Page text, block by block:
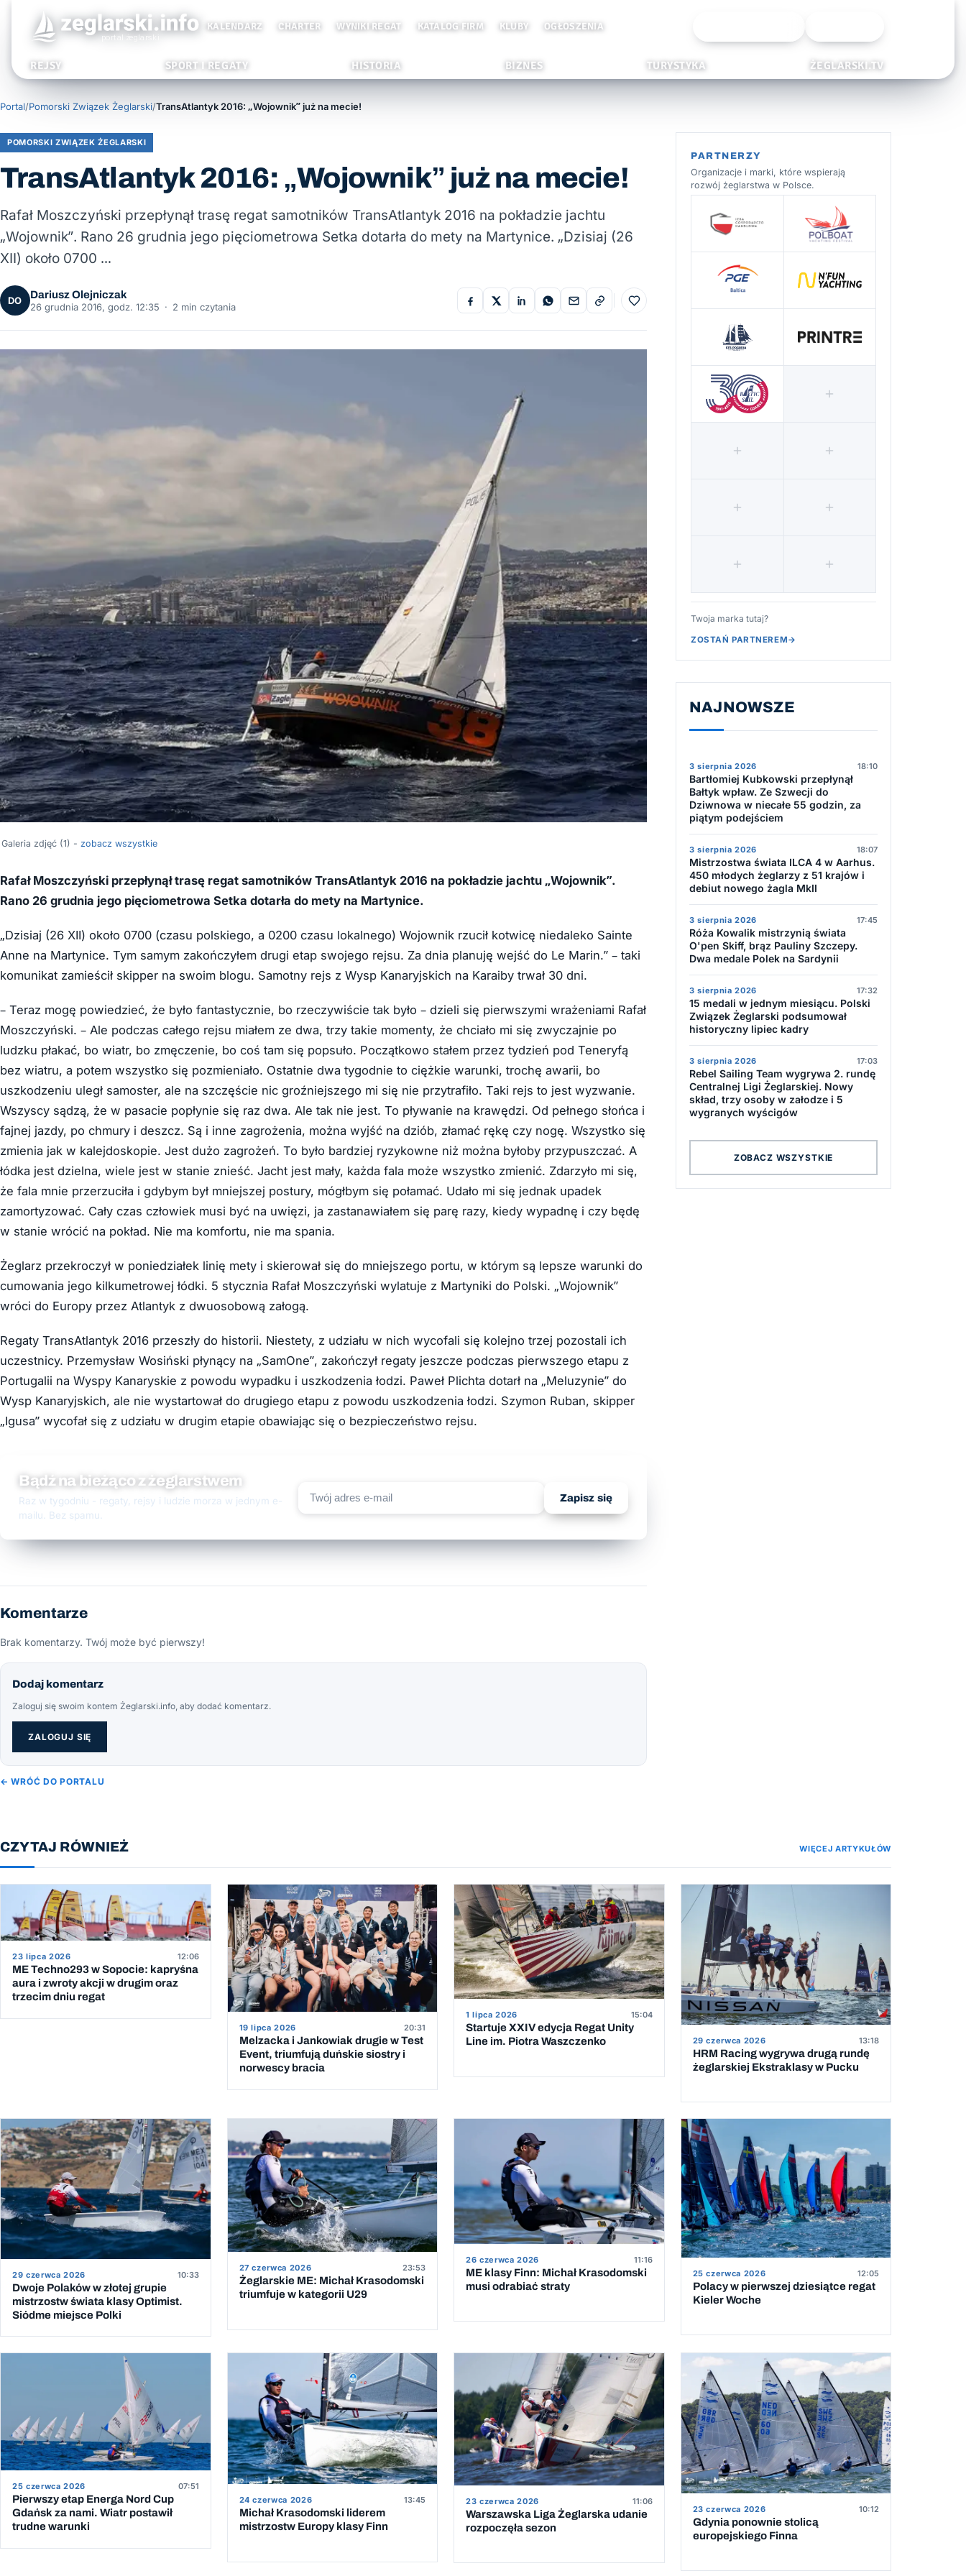
KALENDARZ CHARTER WYNIKI REGAT KATALOG FIRM KLUBY OGŁOSZENIA
REJSY SPORT I REGATY HISTORIA BIZNES TURYSTYKA ŻEGLARSKI.TV
Portal/Pomorski Związek Żeglarski/TransAtlantyk 2016: „Wojownik” już na mecie!
POMORSKI ZWIĄZEK ŻEGLARSKI
TransAtlantyk 2016: „Wojownik” już na mecie!
Rafał Moszczyński przepłynął trasę regat samotników TransAtlantyk 2016 na pokładzie jachtu
„Wojownik”. Rano 26 grudnia jego pięciometrowa Setka dotarła do mety na Martynice. „Dzisiaj (26
XII) około 0700 …
DO
Dariusz Olejniczak
26 grudnia 2016, godz. 12:35 · 2 min czytania Do ulubionych
Galeria zdjęć (1) - zobacz wszystkie
Rafał Moszczyński przepłynął trasę regat samotników TransAtlantyk 2016 na pokładzie jachtu „Wojownik”.
Rano 26 grudnia jego pięciometrowa Setka dotarła do mety na Martynice.
„Dzisiaj (26 XII) około 0700 (czasu polskiego, a 0200 czasu lokalnego) Wojownik rzucił kotwicę niedaleko Sainte
Anne na Martynice. Tym samym zakończyłem drugi etap swojego rejsu. Za dnia planuję wejść do Le Marin.” – taki
komunikat zamieścił skipper na swoim blogu. Samotny rejs z Wysp Kanaryjskich na Karaiby trwał 30 dni.
– Teraz mogę powiedzieć, że było fantastycznie, bo rzeczywiście tak było – dzieli się pierwszymi wrażeniami Rafał
Moszczyński. – Ale podczas całego rejsu miałem ze dwa, trzy takie momenty, że chciało mi się zwyczajnie po
ludzku płakać, bo wiatr, bo zmęczenie, bo coś tam się popsuło. Początkowo stałem przez tydzień pod Teneryfą
bez wiatru, a potem wszystko się pozmieniało. Ostatnie dwa tygodnie to ciężkie warunki, trochę awarii, bo
uszkodzeniu uległ samoster, ale na szczęście nic groźniejszego mi się nie przytrafiło. Taki rejs to jest wyzwanie.
Wszyscy sądzą, że w pasacie popłynie się raz dwa. Ale tak nie jest. To pływanie na krawędzi. Od pełnego słońca i
fajnej jazdy, po chmury i deszcz. Są i inne zagrożenia, można wyjść na dziób, złamać rękę czy nogę. Wszystko się
zmienia jak w kalejdoskopie. Jest dużo zagrożeń. To było bardziej ryzykowne niż można byłoby przypuszczać. A
łódka jest dzielna, wiele jest w stanie znieść. Jacht jest mały, każda fala może wszystko zmienić. Zdarzyło mi się,
że fala mnie przerzuciła i gdybym był mniejszej postury, mógłbym się połamać. Udało mi się jednak upadek
zamortyzować. Cały czas człowiek musi być na uwięzi, ja zastanawiałem się parę razy, kiedy wypadnę i czy będę
w stanie wrócić na pokład. Nie ma komfortu, nie ma spania.
Żeglarz przekroczył w poniedziałek linię mety i skierował się do mniejszego portu, w którym są lepsze warunki do
cumowania jego kilkumetrowej łódki. 5 stycznia Rafał Moszczyński wylatuje z Martyniki do Polski. „Wojownik”
wróci do Europy przez Atlantyk z dwuosobową załogą.
Regaty TransAtlantyk 2016 przeszły do historii. Niestety, z udziału w nich wycofali się kolejno trzej pozostali ich
uczestnicy. Przemysław Wosiński płynący na „SamOne”, zakończył regaty jeszcze podczas pierwszego etapu z
Portugalii na Wyspy Kanaryskie z powodu wypadku i uszkodzenia łodzi. Paweł Plichta dotarł na „Meluzynie” do
Wysp Kanaryjskich, ale nie wystartował do drugiego etapu z powodu uszkodzenia łodzi. Szymon Ruban, skipper
„Igusa” wycofał się z udziału w drugim etapie obawiając się o bezpieczeństwo rejsu.
Bądź na bieżąco z żeglarstwem
Raz w tygodniu - regaty, rejsy i ludzie morza w jednym e-
mailu. Bez spamu.
Zapisz się
Komentarze
Brak komentarzy. Twój może być pierwszy!
Dodaj komentarz
Zaloguj się swoim kontem Żeglarski.info, aby dodać komentarz.
ZALOGUJ SIĘ
← WRÓĆ DO PORTALU
PARTNERZY
Organizacje i marki, które wspierają
rozwój żeglarstwa w Polsce.
Twoja marka tutaj?
ZOSTAŃ PARTNEREM→
NAJNOWSZE
3 sierpnia 2026 18:10
Bartłomiej Kubkowski przepłynął
Bałtyk wpław. Ze Szwecji do
Dziwnowa w niecałe 55 godzin, za
piątym podejściem
3 sierpnia 2026 18:07
Mistrzostwa świata ILCA 4 w Aarhus.
450 młodych żeglarzy z 51 krajów i
debiut nowego żagla MkII
3 sierpnia 2026 17:45
Róża Kowalik mistrzynią świata
O'pen Skiff, brąz Pauliny Szczepy.
Dwa medale Polek na Sardynii
3 sierpnia 2026 17:32
15 medali w jednym miesiącu. Polski
Związek Żeglarski podsumował
historyczny lipiec kadry
3 sierpnia 2026 17:03
Rebel Sailing Team wygrywa 2. rundę
Centralnej Ligi Żeglarskiej. Nowy
skład, trzy osoby w załodze i 5
wygranych wyścigów
ZOBACZ WSZYSTKIE
CZYTAJ RÓWNIEŻ WIĘCEJ ARTYKUŁÓW
23 lipca 2026 12:06
ME Techno293 w Sopocie: kapryśna
aura i zwroty akcji w drugim oraz
trzecim dniu regat
19 lipca 2026 20:31
Melzacka i Jankowiak drugie w Test
Event, triumfują duńskie siostry i
norwescy bracia
1 lipca 2026 15:04
Startuje XXIV edycja Regat Unity
Line im. Piotra Waszczenko
29 czerwca 2026 13:18
HRM Racing wygrywa drugą rundę
żeglarskiej Ekstraklasy w Pucku
29 czerwca 2026 10:33
Dwoje Polaków w złotej grupie
mistrzostw świata klasy Optimist.
Siódme miejsce Polki
27 czerwca 2026 23:53
Żeglarskie ME: Michał Krasodomski
triumfuje w kategorii U29
26 czerwca 2026 11:16
ME klasy Finn: Michał Krasodomski
musi odrabiać straty
25 czerwca 2026 12:05
Polacy w pierwszej dziesiątce regat
Kieler Woche
25 czerwca 2026 07:51
Pierwszy etap Energa Nord Cup
Gdańsk za nami. Wiatr postawił
trudne warunki
24 czerwca 2026 13:45
Michał Krasodomski liderem
mistrzostw Europy klasy Finn
23 czerwca 2026 11:06
Warszawska Liga Żeglarska udanie
rozpoczęła sezon
23 czerwca 2026 10:12
Gdynia ponownie stolicą
europejskiego Finna